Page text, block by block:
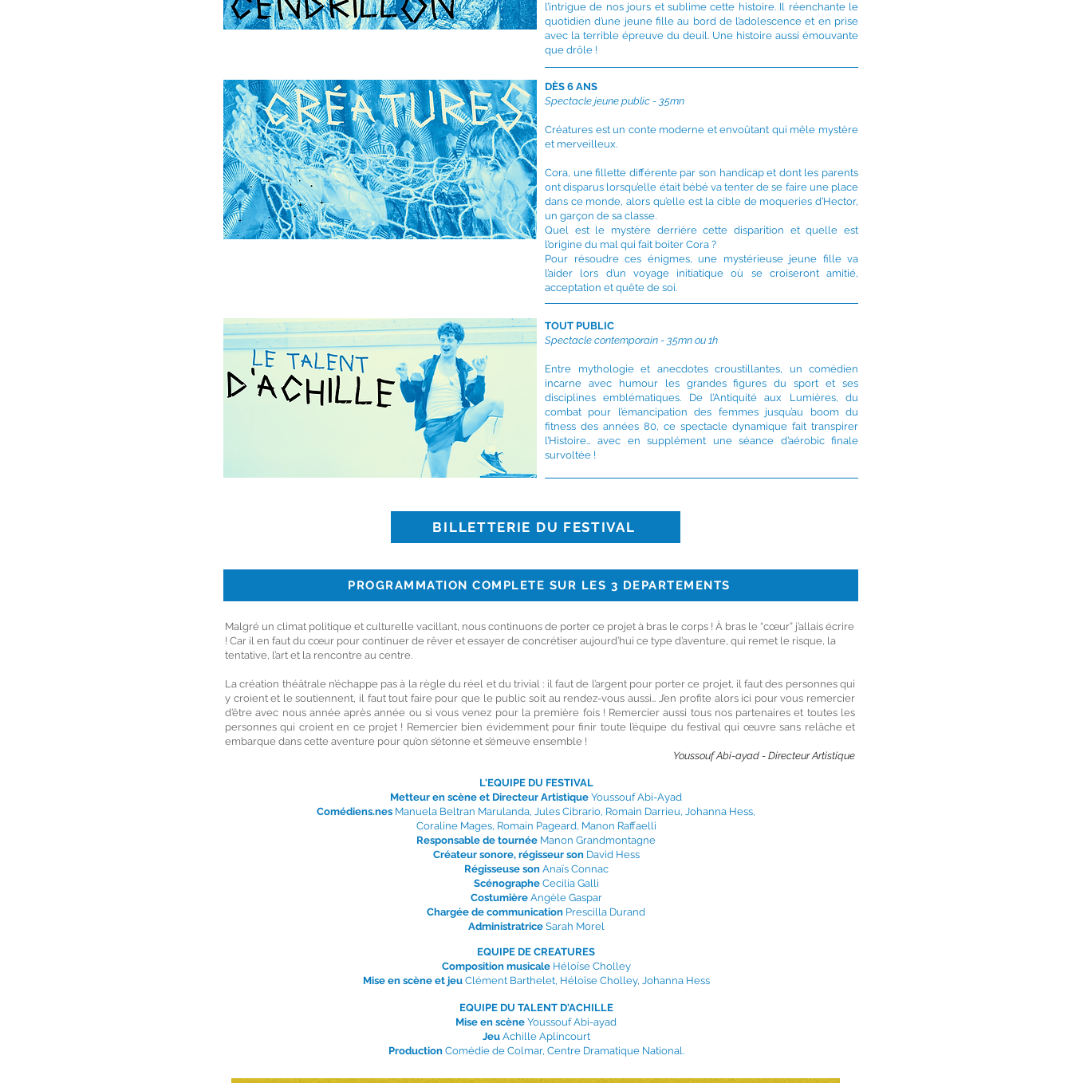
l’intrigue de nos jours et sublime cette histoire. Il réenchante le
quotidien d’une jeune fille au bord de l’adolescence et en prise
avec la terrible épreuve du deuil. Une histoire aussi émouvante
que drôle !
DÈS 6 ANS
Spectacle jeune public - 35mn
Créatures est un conte moderne et envoûtant qui mêle mystère
et merveilleux.
Cora, une fillette différente par son handicap et dont les parents
ont disparus lorsqu’elle était bébé va tenter de se faire une place
dans ce monde, alors qu’elle est la cible de moqueries d’Hector,
un garçon de sa classe.
Quel est le mystère derrière cette disparition et quelle est
l’origine du mal qui fait boiter Cora ?
Pour résoudre ces énigmes, une mystérieuse jeune fille va
l’aider lors d’un voyage initiatique où se croiseront amitié,
acceptation et quête de soi.
TOUT PUBLIC
Spectacle contemporain - 35mn ou 1h
Entre mythologie et anecdotes croustillantes, un comédien
incarne avec humour les grandes figures du sport et ses
disciplines emblématiques. De l’Antiquité aux Lumières, du
combat pour l’émancipation des femmes jusqu’au boom du
fitness des années 80, ce spectacle dynamique fait transpirer
l’Histoire… avec en supplément une séance d’aérobic finale
survoltée !
BILLETTERIE DU FESTIVAL
PROGRAMMATION COMPLETE SUR LES 3 DEPARTEMENTS
Malgré un climat politique et culturelle vacillant, nous continuons de porter ce projet à bras le corps ! À bras le “cœur” j’allais écrire
! Car il en faut du cœur pour continuer de rêver et essayer de concrétiser aujourd’hui ce type d’aventure, qui remet le risque, la
tentative, l’art et la rencontre au centre.
La création théâtrale n’échappe pas à la règle du réel et du trivial : il faut de l’argent pour porter ce projet, il faut des personnes qui
y croient et le soutiennent, il faut tout faire pour que le public soit au rendez-vous aussi… J’en profite alors ici pour vous remercier
d’être avec nous année après année ou si vous venez pour la première fois ! Remercier aussi tous nos partenaires et toutes les
personnes qui croient en ce projet ! Remercier bien évidemment pour finir toute l’équipe du festival qui œuvre sans relâche et
embarque dans cette aventure pour qu’on s’étonne et s’émeuve ensemble !
Youssouf Abi-ayad - Directeur Artistique
L'EQUIPE DU FESTIVAL
Metteur en scène et Directeur Artistique Youssouf Abi-Ayad
Comédiens.nes Manuela Beltran Marulanda, Jules Cibrario, Romain Darrieu, Johanna Hess,
Coraline Mages, Romain Pageard, Manon Raffaelli
Responsable de tournée Manon Grandmontagne
Créateur sonore, régisseur sonDavid Hess
Régisseuse sonAnaïs Connac
Scénographe Cecilia Galli
CostumièreAngèle Gaspar
Chargée de communication Prescilla Durand
AdministratriceSarah Morel
EQUIPE DE CREATURES
Composition musicaleHéloïse Cholley
Mise en scène et jeu Clément Barthelet, Héloïse Cholley, Johanna Hess
EQUIPE DU TALENT D'ACHILLE
Mise en scène Youssouf Abi-ayad
Jeu Achille Aplincourt
Production Comédie de Colmar, Centre Dramatique National.